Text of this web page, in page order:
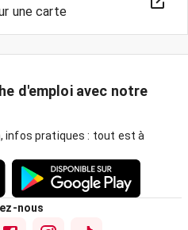
une carte
d'emploi avec notre
infos pratiques : tout est à
nous